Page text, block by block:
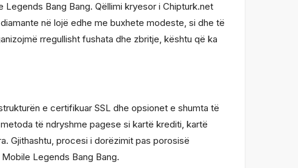
Bang Bang. Qëllimi kryesor i Chipturk.net
në lojë edhe me buxhete modeste, si dhe të
rregullisht fushata dhe zbritje, kështu që ka
e certifikuar SSL dhe opsionet e shumta të
të ndryshme pagese si kartë krediti, kartë
Gjithashtu, procesi i dorëzimit pas porosisë
Legends Bang Bang.